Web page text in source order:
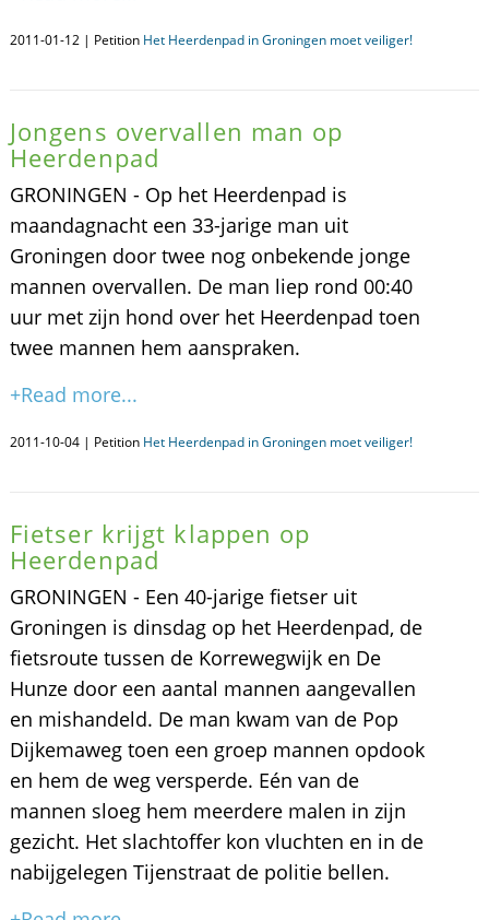
2011-01-12 | Petition Het Heerdenpad in Groningen moet veiliger!
Jongens overvallen man op
Heerdenpad
GRONINGEN - Op het Heerdenpad is
maandagnacht een 33-jarige man uit
Groningen door twee nog onbekende jonge
mannen overvallen. De man liep rond 00:40
uur met zijn hond over het Heerdenpad toen
twee mannen hem aanspraken.
+Read more...
2011-10-04 | Petition Het Heerdenpad in Groningen moet veiliger!
Fietser krijgt klappen op
Heerdenpad
GRONINGEN - Een 40-jarige fietser uit
Groningen is dinsdag op het Heerdenpad, de
fietsroute tussen de Korrewegwijk en De
Hunze door een aantal mannen aangevallen
en mishandeld. De man kwam van de Pop
Dijkemaweg toen een groep mannen opdook
en hem de weg versperde. Eén van de
mannen sloeg hem meerdere malen in zijn
gezicht. Het slachtoffer kon vluchten en in de
nabijgelegen Tijenstraat de politie bellen.